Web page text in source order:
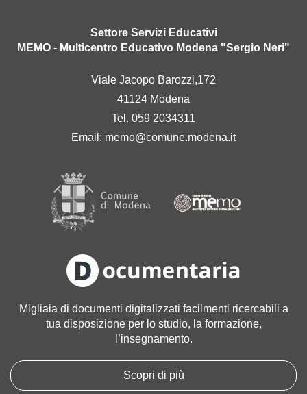
Settore Servizi Educativi
MEMO - Multicentro Educativo Modena "Sergio Neri"
Viale Jacopo Barozzi,172
41124 Modena
Tel. 059 2034311
Email: memo@comune.modena.it
Migliaia di documenti digitalizzati facilmenti ricercabili a
tua disposizione per lo studio, la formazione,
l’insegnamento.
Scopri di più